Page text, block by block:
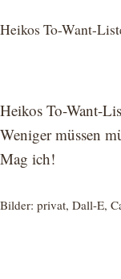
Heikos To-Want-
Heikos To-Want-
Weniger müssen
Mag ich!
Bilder: privat, Dall-E,